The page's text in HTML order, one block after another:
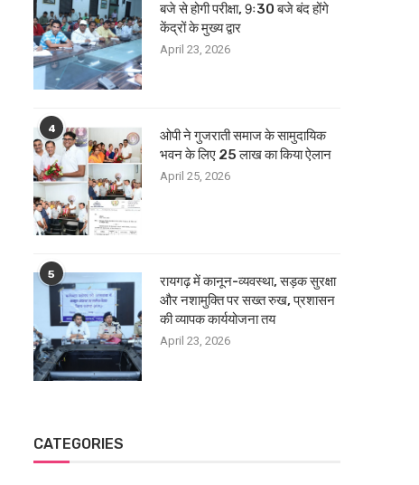
बजे से होगी परीक्षा, 9ः30 बजे बंद होंगे
केंद्रों के मुख्य द्वार
April 23, 2026
4
ओपी ने गुजराती समाज के सामुदायिक
भवन के लिए 25 लाख का किया ऐलान
April 25, 2026
5
रायगढ़ में कानून-व्यवस्था, सड़क सुरक्षा
और नशामुक्ति पर सख्त रुख, प्रशासन
की व्यापक कार्ययोजना तय
April 23, 2026
CATEGORIES